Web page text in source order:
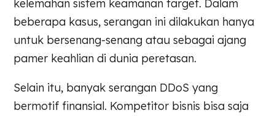
kelemahan sistem keamanan target. Dalam
beberapa kasus, serangan ini dilakukan hanya
untuk bersenang-senang atau sebagai ajang
pamer keahlian di dunia peretasan.
Selain itu, banyak serangan DDoS yang
bermotif finansial. Kompetitor bisnis bisa saja